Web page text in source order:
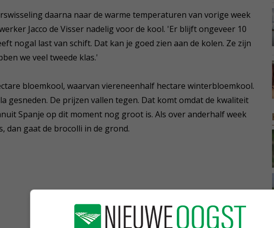
daarna naar de warme temperaturen van vorige week
Jacco de Visser nadelig voor de kool. 'Er blijft ongeveer 10
nogal last van schift. Dat kan je goed zien aan de kolen. Ze zijn
we veel tweede klas.'
bloemkool, waarvan viereneenhalf hectare winterbloemkool.
gesneden. De prijzen vallen tegen. Dat komt omdat de kwaliteit
Spanje op dit moment nog groot is. Als over anderhalf week
dan gaat de brocolli in de grond.